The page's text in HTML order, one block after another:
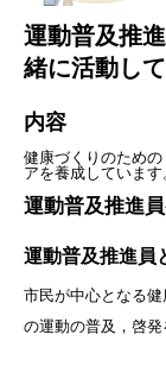
運動普及推
緒に活動し
内容
健康づくりのため
アを養成していま
運動普及推進
運動普及推進員
市民が中心となる
の運動の普及，啓発